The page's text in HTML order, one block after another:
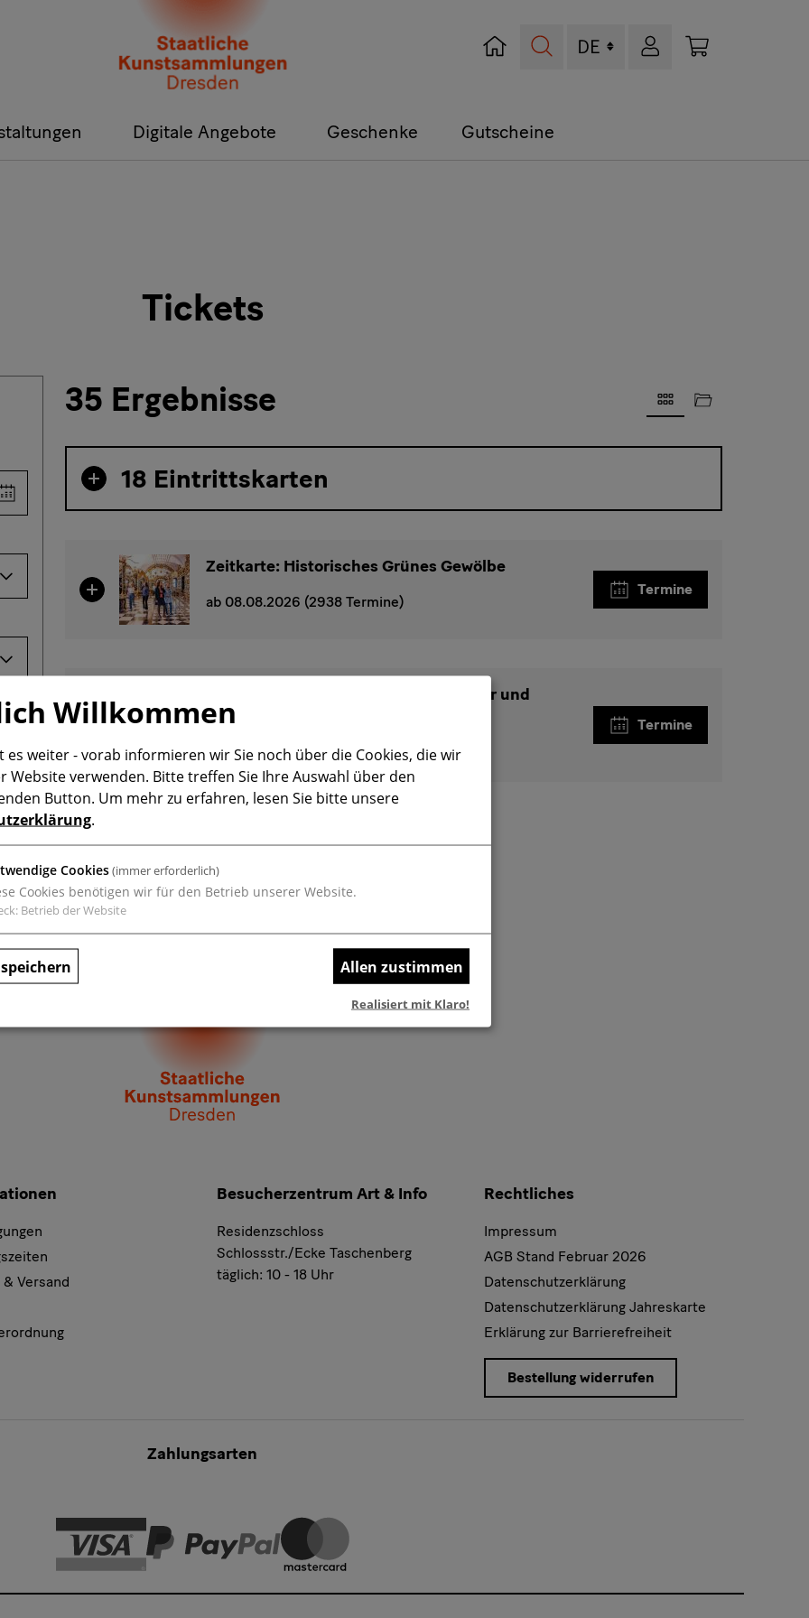
Suche Warenkorb
Digitale Angebote Geschenke Gutscheine
Tickets
Kalender Dropdown öffnen
Museen wählen DropdownListe öffnen
Kategorien wählen DropdownListe öffnen
Ausstellungen wählen DropdownListe öffnen
35 Ergebnisse Veranstaltung
Datum
18 Eintrittskarten
Inhalte einblenden - 18 Eintrittskarten
Zeitkarte: Historisches Grünes Gewölbe
ab 08.08.2026 (2938 Termine)
Termine
Inhalte einblenden - Zeitkarte: Historisches Grünes Gewölbe
Highlights Gemäldegalerie Alte Meister und
Skulpturensammlung bis 1800
ab 08.08.2026(144 Termine)
Termine
Inhalte einblenden - Highlights Gemäldegalerie Alte Meister und Skulpturensammlung bis 1800
Versand
Besucherzentrum Art & Info
Residenzschloss
Schlossstr./Ecke Taschenberg
täglich: 10 - 18 Uhr
Rechtliches
Impressum
AGB Stand Februar 2026
Datenschutzerklärung
Datenschutzerklärung Jahreskarte
Erklärung zur Barrierefreiheit
Bestellung widerrufen
Zahlungsarten
Willkommen
es weiter - vorab informieren wir Sie noch über die Cookies, die wir
Website verwenden. Bitte treffen Sie Ihre Auswahl über den
Button. Um mehr zu erfahren, lesen Sie bitte unsere
.
Cookies(immer erforderlich)
Cookies benötigen wir für den Betrieb unserer Website.
: Betrieb der Website
Allen zustimmen
Realisiert mit Klaro!